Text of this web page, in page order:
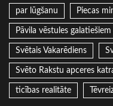
par lūgšanu Piecas
Pāvila vēstules
Svētais Vakarēdiens
Svēto Rakstu apceres
ticības realitāte